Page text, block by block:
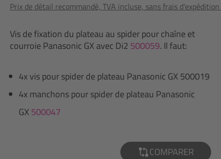
Prix de détail recommandé, TVA incluse, sans frais
Vis de fixation du plateau au spider pour chaîne et
courroie Panasonic GX avec Di2 500059. Il faut:
4x vis pour spider de plateau Panasonic GX 500019
4x manchons pour spider de plateau Panasonic
GX500047
COMPARER